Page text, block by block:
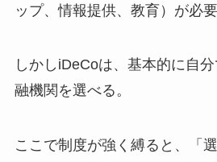
ップ、情報提供、教育）が必要
しかしiDeCoは、基本的に自
融機関を選べる。
ここで制度が強く縛ると、「